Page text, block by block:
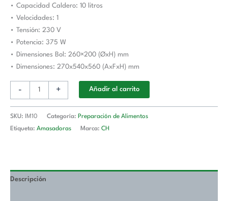
• Capacidad Caldero: 10 litros
• Velocidades: 1
• Tensión: 230 V
• Potencia: 375 W
• Dimensiones Bol: 260×200 (ØxH) mm
• Dimensiones: 270x540x560 (AxFxH) mm
-
IM10
(230V)
cantidad
+ Añadir al carrito
SKU: IM10 Categoría: Preparación de Alimentos
Etiqueta: Amasadoras Marca: CH
Descripción